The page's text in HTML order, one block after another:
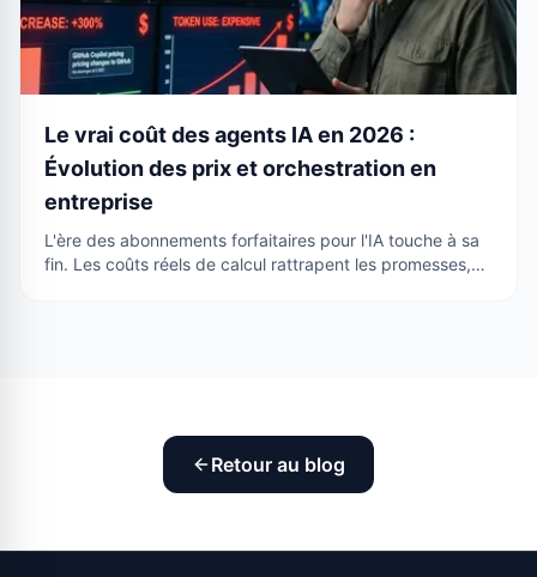
Le vrai coût des agents IA en 2026 :
Évolution des prix et orchestration en
entreprise
L'ère des abonnements forfaitaires pour l'IA touche à sa
fin. Les coûts réels de calcul rattrapent les promesses,
Retour au blog